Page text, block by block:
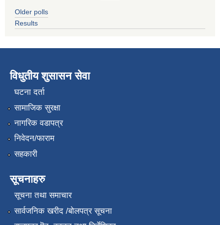
Older polls
Results
विधुतीय शुसासन सेवा
घटना दर्ता
सामाजिक सुरक्षा
नागरिक वडापत्र
निवेदन/फाराम
सहकारी
सूचनाहरु
सूचना तथा समाचार
सार्वजनिक खरीद /बोलपत्र सूचना